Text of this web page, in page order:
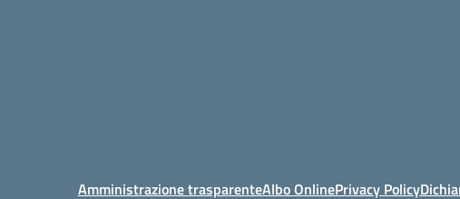
Amministrazione trasparenteAlbo OnlinePrivacy Policy